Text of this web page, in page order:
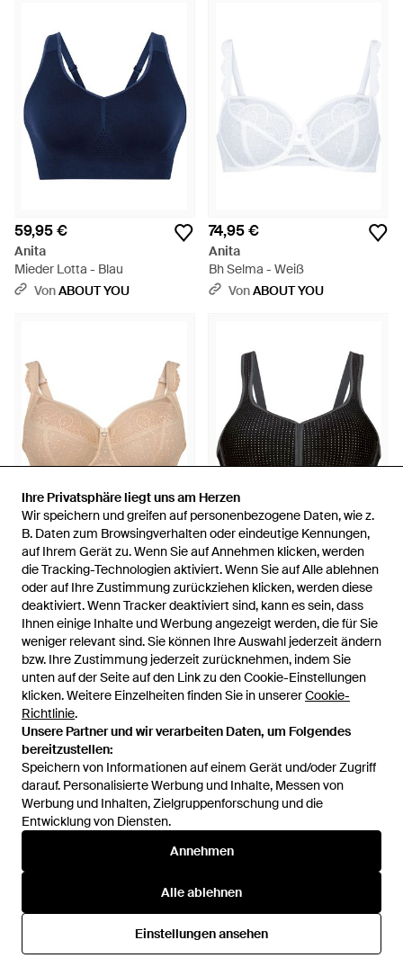
Ihre Privatsphäre liegt uns am Herzen
Wir speichern und greifen auf personenbezogene Daten, wie z.
B. Daten zum Browsingverhalten oder eindeutige Kennungen,
auf Ihrem Gerät zu. Wenn Sie auf Annehmen klicken, werden
die Tracking-Technologien aktiviert. Wenn Sie auf Alle ablehnen
oder auf Ihre Zustimmung zurückziehen klicken, werden diese
deaktiviert. Wenn Tracker deaktiviert sind, kann es sein, dass
Ihnen einige Inhalte und Werbung angezeigt werden, die für Sie
weniger relevant sind. Sie können Ihre Auswahl jederzeit ändern
bzw. Ihre Zustimmung jederzeit zurücknehmen, indem Sie
unten auf der Seite auf den Link zu den Cookie-Einstellungen
klicken. Weitere Einzelheiten finden Sie in unsererCookie-
Richtlinie.
Unsere Partner und wir verarbeiten Daten, um Folgendes
bereitzustellen:
Speichern von Informationen auf einem Gerät und/oder Zugriff
darauf. Personalisierte Werbung und Inhalte, Messen von
Werbung und Inhalten, Zielgruppenforschung und die
Entwicklung von Diensten.
Annehmen
Alle ablehnen
Einstellungen ansehen
Ihre Privatsphäre liegt uns am Herzen
Wir speichern und greifen auf personenbezogene Daten, wie z.
B. Daten zum Browsingverhalten oder eindeutige Kennungen,
auf Ihrem Gerät zu. Wenn Sie auf Annehmen klicken, werden
die Tracking-Technologien aktiviert. Wenn Sie auf Alle ablehnen
oder auf Ihre Zustimmung zurückziehen klicken, werden diese
deaktiviert. Wenn Tracker deaktiviert sind, kann es sein, dass
Ihnen einige Inhalte und Werbung angezeigt werden, die für Sie
weniger relevant sind. Sie können Ihre Auswahl jederzeit ändern
bzw. Ihre Zustimmung jederzeit zurücknehmen, indem Sie
unten auf der Seite auf den Link zu den Cookie-Einstellungen
klicken. Weitere Einzelheiten finden Sie in unsererCookie-
Richtlinie.
Unsere Partner und wir verarbeiten Daten, um Folgendes
bereitzustellen:
Speichern von Informationen auf einem Gerät und/oder Zugriff
darauf. Personalisierte Werbung und Inhalte, Messen von
Werbung und Inhalten, Zielgruppenforschung und die
Entwicklung von Diensten.
Annehmen
Alle ablehnen
Einstellungen ansehen
59,95 €
Anita
Mieder Lotta - Blau
VonABOUT YOU
74,95 €
Anita
Bh Selma - Weiß
VonABOUT YOU
84,95 €
Anita
Bh Selma - Natur
VonABOUT YOU
54,95 €
Anita
Bh Performance - Schwarz
VonABOUT YOU
99,50 €
Bh Performance - Natur
Anita
Von ABOUT YOU